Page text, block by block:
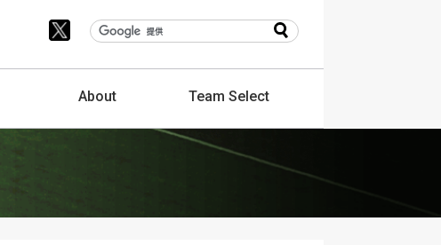
About TeamSelect